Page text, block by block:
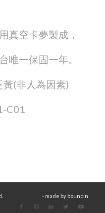
真空卡夢製成，
唯一保固一年。
(非人為因素)
C01
- made by bouncin